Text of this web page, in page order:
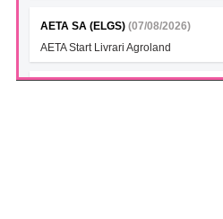
AETA SA (ELGS) (07/08/2026)
AETA Start Livrari Agroland